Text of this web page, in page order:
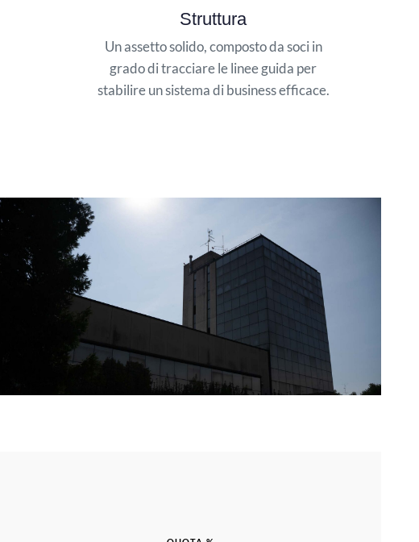
Struttura
Un assetto solido, composto da soci in
grado di tracciare le linee guida per
stabilire un sistema di business efficace.